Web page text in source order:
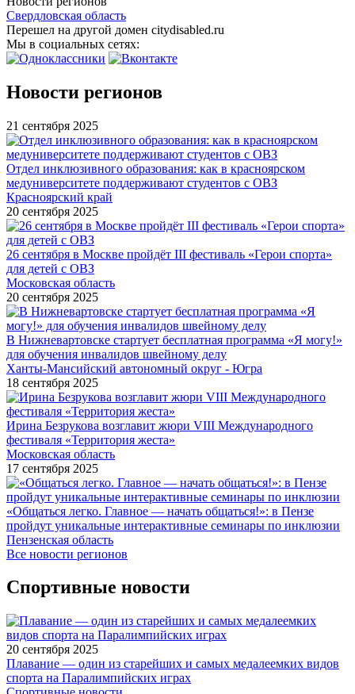
Свердловская область
Перешел на другой домен citydisabled.ru
Мы в социальных сетях:
Новости регионов
21 сентября 2025
Отдел инклюзивного образования: как в красноярском
медуниверситете поддерживают студентов с ОВЗ
Красноярский край
20 сентября 2025
26 сентября в Москве пройдёт III фестиваль «Герои спорта»
для детей с ОВЗ
Московская область
20 сентября 2025
В Нижневартовске стартует бесплатная программа «Я могу!»
для обучения инвалидов швейному делу
Ханты-Мансийский автономный округ - Югра
18 сентября 2025
Ирина Безрукова возглавит жюри VIII Международного
фестиваля «Территория жеста»
Московская область
17 сентября 2025
«Общаться легко. Главное — начать общаться!»: в Пензе
пройдут уникальные интерактивные семинары по инклюзии
Пензенская область
Все новости регионов
Спортивные новости
20 сентября 2025
Плавание — один из старейших и самых медалеемких видов
спорта на Паралимпийских играх